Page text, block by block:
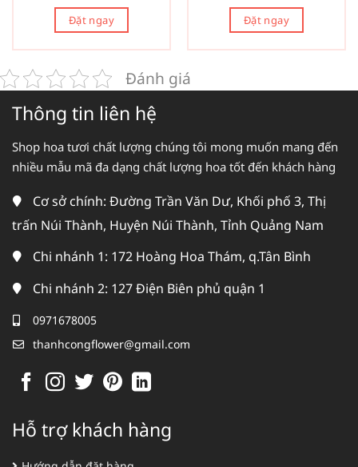
Đặt ngay Đặt ngay
Đánh giá
Thông tin liên hệ
Shop hoa tươi chất lượng chúng tôi mong muốn mang đến
nhiều mẫu mã đa dạng chất lượng hoa tốt đến khách hàng
Cơ sở chính: Đường Trần Văn Dư, Khối phố 3, Thị
trấn Núi Thành, Huyện Núi Thành, Tỉnh Quảng Nam
Chi nhánh 1: 172 Hoàng Hoa Thám, q.Tân Bình
Chi nhánh 2: 127 Điện Biên phủ quận 1
0971678005
thanhcongflower@gmail.com
Hỗ trợ khách hàng